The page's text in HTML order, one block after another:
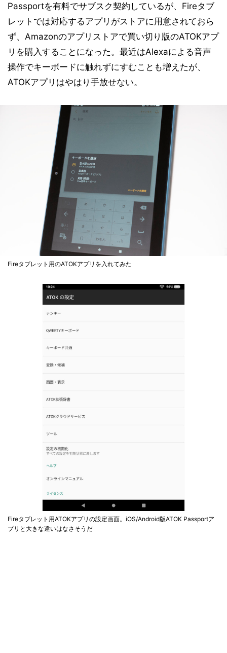
Passportを有料でサブスク契約しているが、Fireタブ
レットでは対応するアプリがストアに用意されておら
ず、Amazonのアプリストアで買い切り版のATOKアプ
リを購入することになった。最近はAlexaによる音声
操作でキーボードに触れずにすむことも増えたが、
ATOKアプリはやはり手放せない。
Fireタブレット用のATOKアプリを入れてみた
Fireタブレット用ATOKアプリの設定画面。iOS/Android版ATOK Passportア
プリと大きな違いはなさそうだ